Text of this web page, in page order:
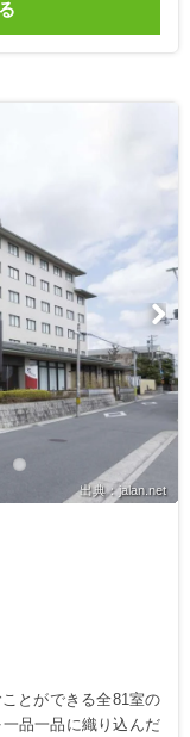
出典：jalan.net
とができる全81室の
品一品に織り込んだ